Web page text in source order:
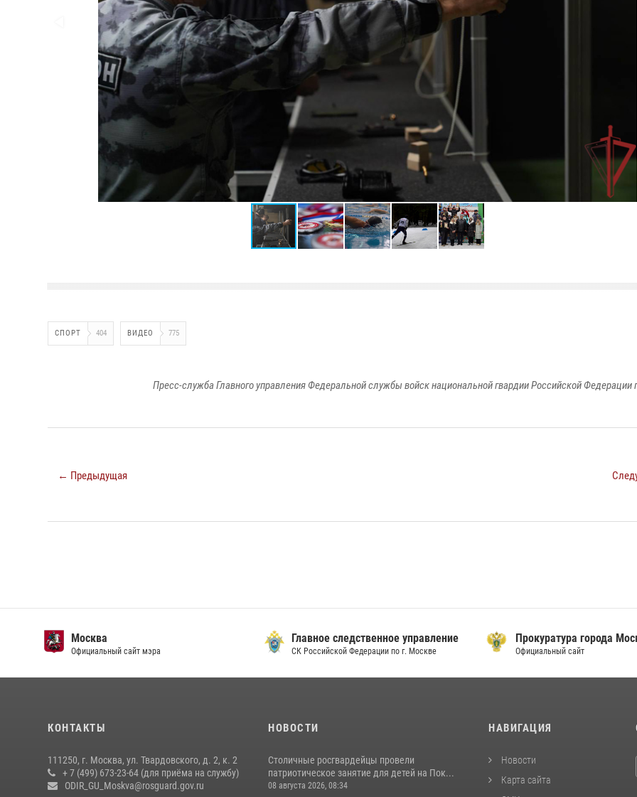
СПОРТ 404 ВИДЕО 775
Пресс-служба Главного управления Федеральной службы войск национальной гвардии Российской Федерации
← Предыдущая
Москва
Официальный сайт мэра
Главное следственное управление
СК Российской Федерации по г. Москве
Прокуратура города
Официальный сайт
КОНТАКТЫ
111250, г. Москва, ул. Твардовского, д. 2, к. 2
+ 7 (499) 673-23-64 (для приёма на службу)
ODIR_GU_Moskva@rosguard.gov.ru
НОВОСТИ
Столичные росгвардейцы провели
патриотическое занятие для детей на Пок...
08 августа 2026, 08:34
НАВИГАЦИЯ
Новости
Карта сайта